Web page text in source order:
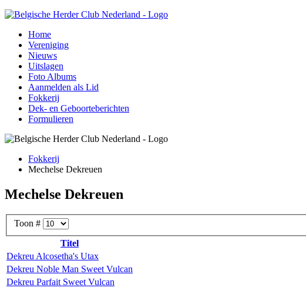
Home
Vereniging
Nieuws
Uitslagen
Foto Albums
Aanmelden als Lid
Fokkerij
Dek- en Geboorteberichten
Formulieren
Fokkerij
Mechelse Dekreuen
Mechelse Dekreuen
Toon #
Titel
Dekreu Alcosetha's Utax
Dekreu Noble Man Sweet Vulcan
Dekreu Parfait Sweet Vulcan